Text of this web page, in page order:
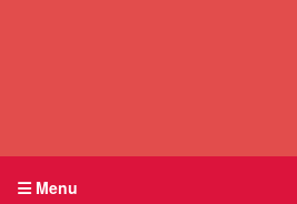
Menu